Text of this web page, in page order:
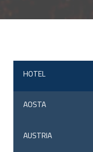
HOTEL
AOSTA
AUSTRIA